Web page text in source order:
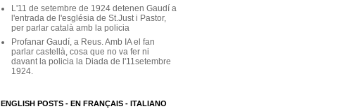
L'11 de setembre de 1924 detenen Gaudí a
l'entrada de l'església de St.Just i Pastor,
per parlar català amb la policia
Profanar Gaudí, a Reus. Amb IA el fan
parlar castellà, cosa que no va fer ni
davant la policia la Diada de l'11setembre
1924.
ENGLISH POSTS - EN FRANÇAIS - ITALIANO